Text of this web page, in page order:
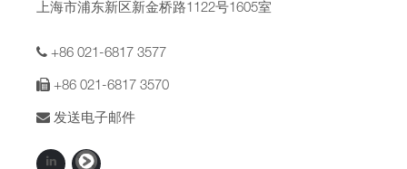
上海市浦东新区新金桥路1122号1605室
+86 021-6817 3577
+86 021-6817 3570
发送电子邮件